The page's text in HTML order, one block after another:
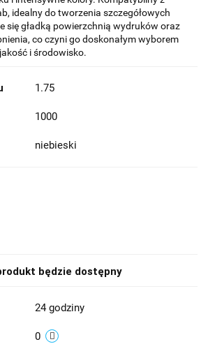
idealny do tworzenia szczegółowych
się gładką powierzchnią wydruków oraz
co czyni go doskonałym wyborem
i środowisko.
1.75
1000
niebieski
będzie dostępny
24 godziny
0